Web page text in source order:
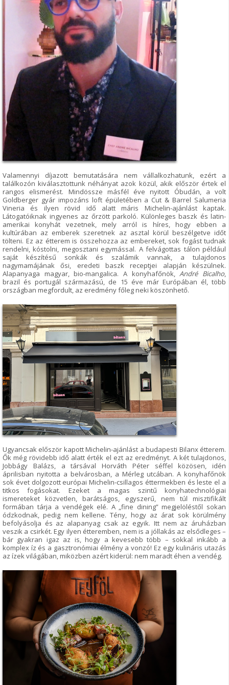
Valamennyi díjazott bemutatására nem vállalkozhatunk, ezért a
találkozón kiválasztottunk néhányat azok közül, akik először értek el
rangos elismerést. Mindössze másfél éve nyitott Óbudán, a volt
Goldberger gyár impozáns loft épületében a Cut & Barrel Salumeria
Vineria és ilyen rövid idő alatt máris Michelin-ajánlást kaptak.
Látogatóiknak ingyenes az őrzött parkoló. Különleges baszk és latin-
amerikai konyhát vezetnek, mely arról is híres, hogy ebben a
kultúrában az emberek szeretnek az asztal körül beszélgetve időt
tölteni. Ez az étterem is összehozza az embereket, sok fogást tudnak
rendelni, kóstolni, megosztani egymással. A felvágottas tálon például
saját készítésű sonkák és szalámik vannak, a tulajdonos
nagymamájának ősi, eredeti baszk receptjei alapján készülnek.
Alapanyaga magyar, bio-mangalica. A konyhafőnök,André Bicalho,
brazil és portugál származású, de 15 éve már Európában él, több
országban megfordult, az eredmény főleg neki köszönhető.
Ugyancsak először kapott Michelin-ajánlást a budapesti Bilanx étterem.
Ők még rövidebb idő alatt érték el ezt az eredményt. A két tulajdonos,
Jobbágy Balázs, a társával Horváth Péter séffel közösen, idén
áprilisban nyitotta a belvárosban, a Mérleg utcában. A konyhafőnök
sok évet dolgozott európai Michelin-csillagos éttermekben és leste el a
titkos fogásokat. Ezeket a magas szintű konyhatechnológiai
ismereteket közvetlen, barátságos, egyszerű, nem túl misztifikált
formában tárja a vendégek elé. A „fine dining” megjelöléstől sokan
ódzkodnak, pedig nem kellene. Tény, hogy az árat sok körülmény
befolyásolja és az alapanyag csak az egyik. Itt nem az áruházban
veszik a csirkét. Egy ilyen étteremben, nem is a jóllakás az elsődleges –
bár gyakran igaz az is, hogy a kevesebb több – sokkal inkább a
komplex íz és a gasztronómiai élmény a vonzó! Ez egy kulináris utazás
az ízek világában, miközben azért kiderül: nem maradt éhen a vendég.